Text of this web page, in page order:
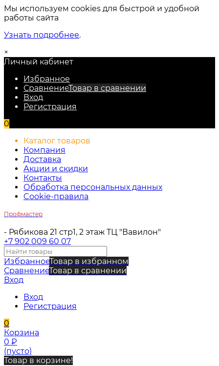
Мы используем cookies для быстрой и удобной
работы сайта
Узнать подробнее.
×
Личный кабинет
Избранное
СравнениеТовар в сравнении
Вход
Регистрация
0
Каталог товаров
Компания
Доставка
Акции и скидки
Контакты
Обработка персональных данных
Cookie-правила
Профмастер
- Рябикова 21 стр1, 2 этаж ТЦ "Вавилон"
+7 902 009 60 07
ИзбранноеТовар в избранном
СравнениеТовар в сравнении
Вход
Вход
Регистрация
0
Корзина
0 ₽
(пусто)
Товар в корзине!